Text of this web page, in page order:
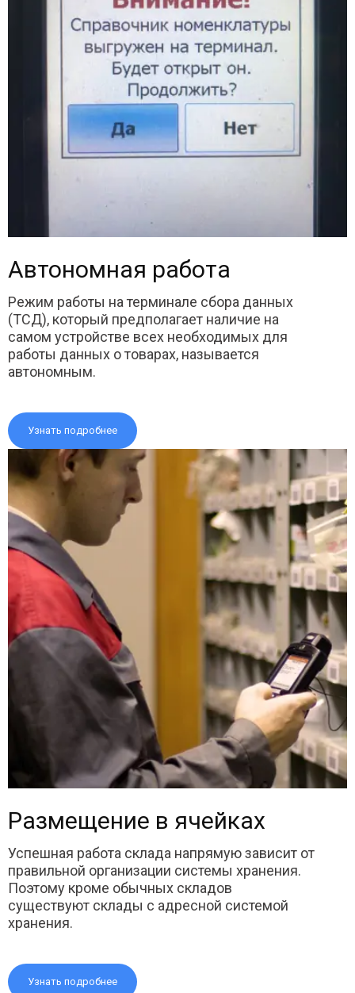
Автономная работа
Режим работы на терминале сбора данных
(ТСД), который предполагает наличие на
самом устройстве всех необходимых для
работы данных о товарах, называется
автономным.
Узнать подробнее
Размещение в ячейках
Успешная работа склада напрямую зависит от
правильной организации системы хранения.
Поэтому кроме обычных складов
существуют склады с адресной системой
хранения.
Узнать подробнее